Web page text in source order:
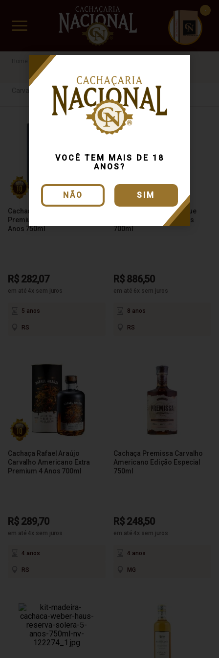
VOCÊ TEM MAIS DE 18
ANOS?
NÃO SIM
www.cachacarianacional.com.br
CUIDADO FRÁGIL
Cachaça
Carvalho Americano
Cachaça Weber Haus Extra
Premium Reserva Solera 5
Anos 750ml
R$ 282,07
em até 4x sem juros
5 anos
RS
Cachaça Velho Alambique
Spiral Cut Edição 25 Anos
700ml
R$ 886,50
em até 6x sem juros
8 anos
RS
Cachaça Rafael Araújo
Carvalho Americano Extra
Premium 4 Anos 700ml
R$ 289,70
em até 4x sem juros
4 anos
RS
Cachaça Premissa Carvalho
Americano Edição Especial
750ml
R$ 248,50
em até 4x sem juros
4 anos
MG